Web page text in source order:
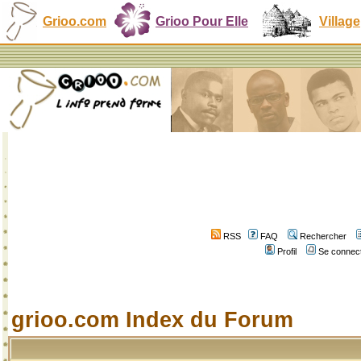
Grioo.com Grioo Pour Elle Village
RSS FAQ
Rechercher
Profil
Se
grioo.com Index du Forum